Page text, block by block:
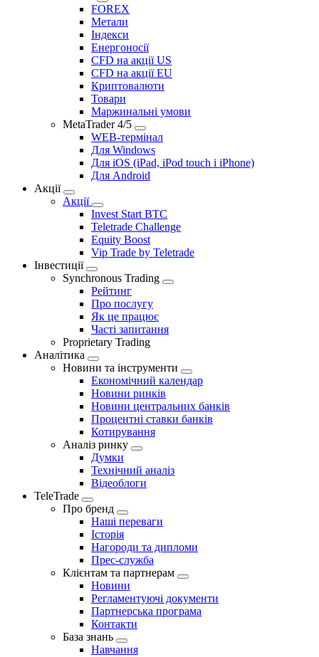
FOREX
Метали
Індекcи
Енергоноcії
CFD на акції US
CFD на акції EU
Криптовалюти
Товари
Маржинальні умови
MetaTrader 4/5
WEB-термінал
Для Windows
Для iOS (iPad, iPod touch і iPhone)
Для Android
Акції
Акції
Invest Start BTC
Teletrade Challenge
Equity Boost
Vip Trade by Teletrade
Інвестиції
Synchronous Trading
Рейтинг
Про послугу
Як це працює
Часті запитання
Proprietary Trading
Аналітика
Новини та інструменти
Економічний календар
Новини ринків
Новини центральних банків
Процентні ставки банків
Котирування
Аналіз ринку
Думки
Технічний аналіз
Відеоблоги
TeleTrade
Про бренд
Наші переваги
Історія
Нагороди та дипломи
Прес-служба
Клієнтам та партнерам
Новини
Регламентуючі документи
Партнерська програма
Контакти
База знань
Навчання